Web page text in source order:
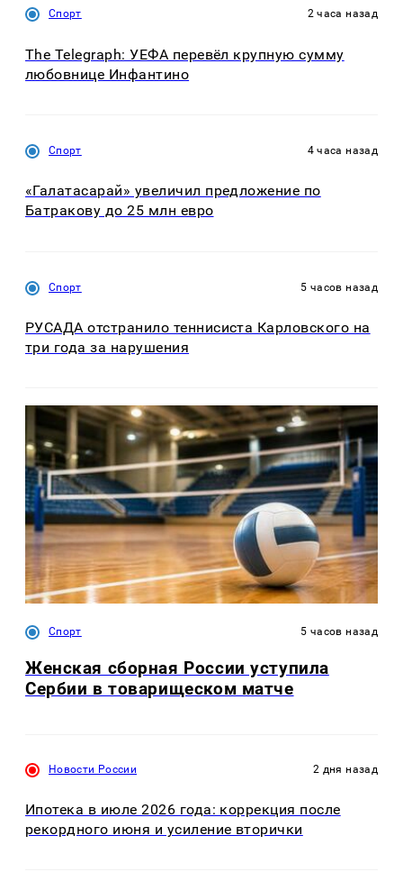
Спорт 2 часа назад
The Telegraph: УЕФА перевёл крупную сумму
любовнице Инфантино
Спорт 4 часа назад
«Галатасарай» увеличил предложение по
Батракову до 25 млн евро
Спорт 5 часов назад
РУСАДА отстранило теннисиста Карловского на
три года за нарушения
Спорт 5 часов назад
Женская сборная России уступила
Сербии в товарищеском матче
Новости России 2 дня назад
Ипотека в июле 2026 года: коррекция после
рекордного июня и усиление вторички